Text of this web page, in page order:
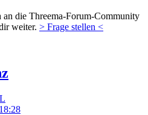
an die Threema-Forum-Community
weiter. > Frage stellen <